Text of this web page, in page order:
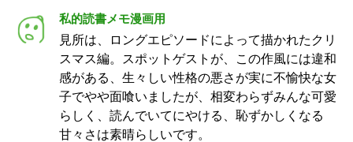
私的読書メモ漫画用
見所は、ロングエピソードによって描かれたクリ
スマス編。スポットゲストが、この作風には違和
感がある、生々しい性格の悪さが実に不愉快な女
子でやや面喰いましたが、相変わらずみんな可愛
らしく、読んでいてにやける、恥ずかしくなる
甘々さは素晴らしいです。